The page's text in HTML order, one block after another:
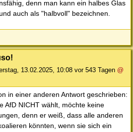
denn man kann ein halbes Glas
auch als "halbvoll" bezeichnen.
13.02.2025, 10:08 vor 543 Tagen @
in einer anderen Antwort geschrieben:
AfD NICHT wählt, möchte keine
denn er weiß, dass alle anderen
könnten, wenn sie sich ein